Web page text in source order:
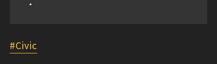
Civic